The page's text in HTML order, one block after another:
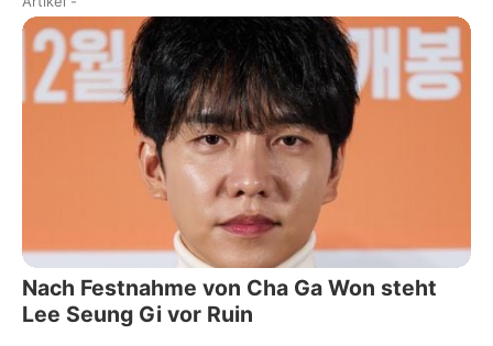
Nach Festnahme von Cha Ga Won steht
Lee Seung Gi vor Ruin